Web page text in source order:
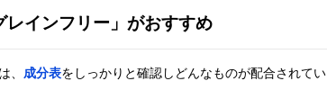
レインフリー」がおすすめ
、 成分表をしっかりと確認しどんなものが配合されて